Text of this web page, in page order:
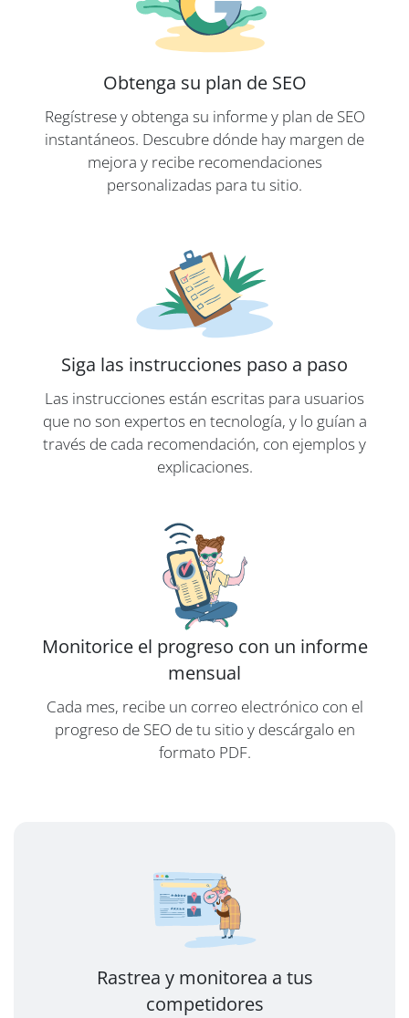
Obtenga su plan de SEO
Regístrese y obtenga su informe y plan de SEO
instantáneos. Descubre dónde hay margen de
mejora y recibe recomendaciones
personalizadas para tu sitio.
Siga las instrucciones paso a paso
Las instrucciones están escritas para usuarios
que no son expertos en tecnología, y lo guían a
través de cada recomendación, con ejemplos y
explicaciones.
Monitorice el progreso con un informe
mensual
Cada mes, recibe un correo electrónico con el
progreso de SEO de tu sitio y descárgalo en
formato PDF.
Rastrea y monitorea a tus
competidores